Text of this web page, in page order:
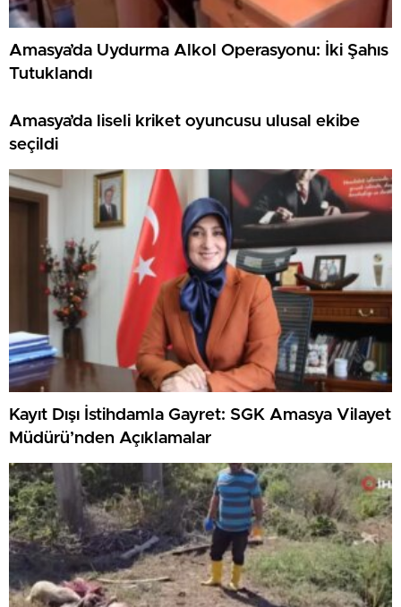
Amasya’da Uydurma Alkol Operasyonu: İki Şahıs
Tutuklandı
Amasya’da liseli kriket oyuncusu ulusal ekibe
seçildi
Kayıt Dışı İstihdamla Gayret: SGK Amasya Vilayet
Müdürü’nden Açıklamalar